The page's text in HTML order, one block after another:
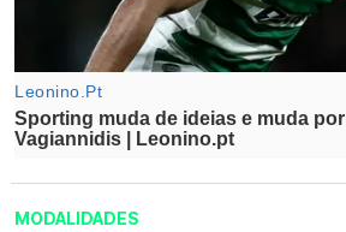
MODALIDADES